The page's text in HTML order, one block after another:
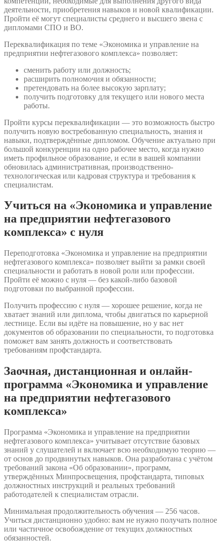
деятельности, приобретения навыков и новой квалификации.
Пройти её могут специалисты среднего и высшего звена с
дипломами СПО и ВО.
Переквалификация по теме «Экономика и управление на
предприятии нефтегазового комплекса» позволяет:
сменить работу или должность;
расширить полномочия и обязанности;
претендовать на более высокую зарплату;
получить подготовку для текущего или нового места
работы.
Пройти курсы переквалификации — это возможность быстро
получить новую востребованную специальность, знания и
навыки, подтверждённые дипломом. Обучение актуально при
большой конкуренции на одно рабочее место, когда нужно
иметь профильное образование, и если в вашей компании
обновилась административная, производственно-
технологическая или кадровая структура и требования к
специалистам.
Учиться на «Экономика и управление
на предприятии нефтегазового
комплекса» с нуля
Переподготовка «Экономика и управление на предприятии
нефтегазового комплекса» позволяет выйти за рамки своей
специальности и работать в новой роли или профессии.
Пройти её можно с нуля — без какой-либо базовой
подготовки по выбранной профессии.
Получить профессию с нуля — хорошее решение, когда не
хватает знаний или диплома, чтобы двигаться по карьерной
лестнице. Если вы идёте на повышение, но у вас нет
документов об образовании по специальности, то подготовка
поможет вам занять должность и соответствовать
требованиям профстандарта.
Заочная, дистанционная и онлайн-
программа «Экономика и управление
на предприятии нефтегазового
комплекса»
Программа «Экономика и управление на предприятии
нефтегазового комплекса» учитывает отсутствие базовых
знаний у слушателей и включает всю необходимую теорию —
от основ до продвинутых навыков. Она разработана с учётом
требований закона «Об образовании», программ,
утверждённых Минпросвещения, профстандарта, типовых
должностных инструкций и реальных требований
работодателей к специалистам отрасли.
Минимальная продолжительность обучения — 256 часов.
Учиться дистанционно удобно: вам не нужно получать полное
или частичное освобождение от текущих должностных
обязанностей.